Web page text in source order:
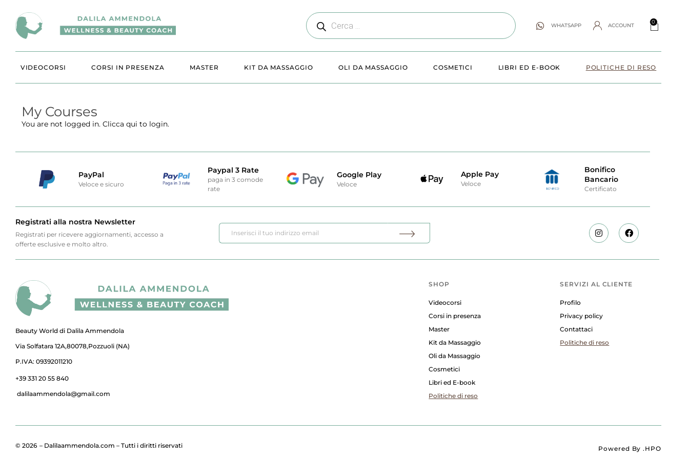
WHATSAPP ACCOUNT
0
VIDEOCORSI CORSI IN PRESENZA MASTER KIT DA MASSAGGIO OLI DA MASSAGGIO COSMETICI LIBRI ED E-BOOK POLITICHE DI RESO
My Courses
You are not logged in. Clicca qui to login.
PayPal
Veloce e sicuro
Paypal 3 Rate
paga in 3 comode
rate
Google Play
Veloce
Apple Pay
Veloce
Bonifico
Bancario
Certificato
Registrati alla nostra Newsletter
Registrati per ricevere aggiornamenti, accesso a
offerte esclusive e molto altro.
Beauty World di Dalila Ammendola
Via Solfatara 12A,80078,Pozzuoli (NA)
P.IVA: 09392011210
+39 331 20 55 840
dalilaammendola@gmail.com
SHOP
Videocorsi
Corsi in presenza
Master
Kit da Massaggio
Oli da Massaggio
Cosmetici
Libri ed E-book
Politiche di reso
SERVIZI AL CLIENTE
Profilo
Privacy policy
Contattaci
Politiche di reso
© 2026 – Dalilaammendola.com – Tutti i diritti riservati Powered By.HPO